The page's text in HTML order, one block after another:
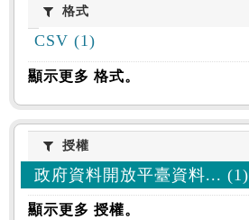
格式格式
CSV (1)
顯示更多 格式。
授權授權
政府資料開放平臺資料... (1)
顯示更多 授權。